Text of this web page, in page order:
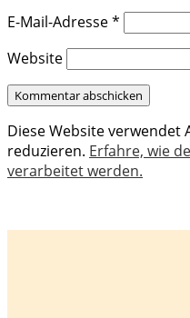
E-Mail-Adresse*
Website
Diese Website verwendet
reduzieren. Erfahre, wie
verarbeitet werden.